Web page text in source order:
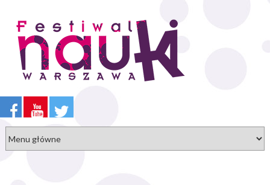
treści